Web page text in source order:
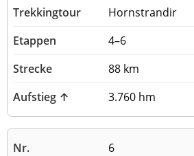
Hornstrandir
4–6
88 km
3.760 hm
6